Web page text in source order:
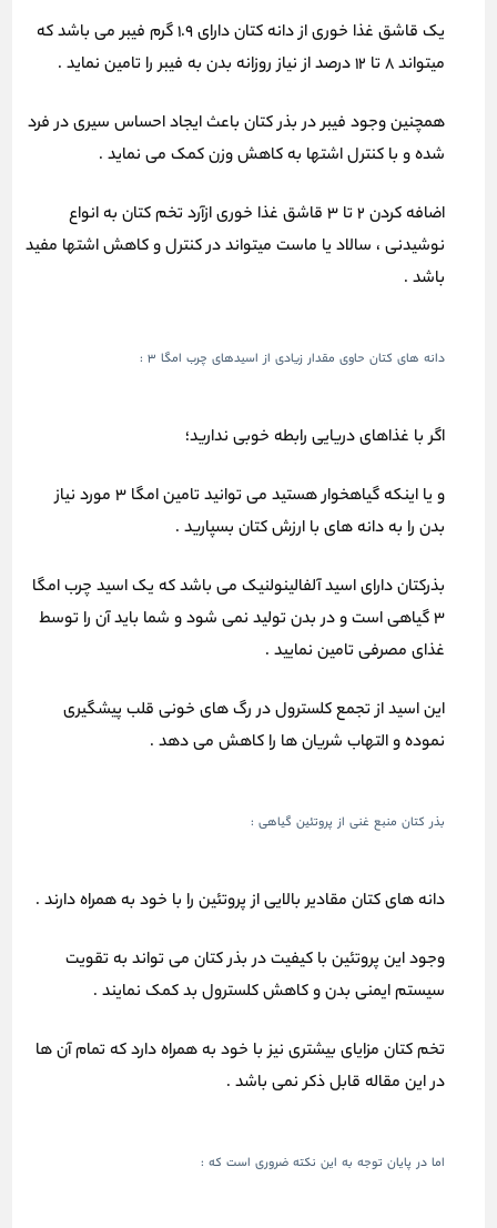
یک قاشق غذا خوری از دانه کتان دارای 1.9 گرم فیبر می باشد که
میتواند 8 تا 12 درصد از نیاز روزانه بدن به فیبر را تامین نماید .
همچنین وجود فیبر در بذر کتان باعث ایجاد احساس سیری در فرد
شده و با کنترل اشتها به کاهش وزن کمک می نماید .
اضافه کردن 2 تا 3 قاشق غذا خوری ازآرد تخم کتان به انواع
نوشیدنی ، سالاد یا ماست میتواند در کنترل و کاهش اشتها مفید
باشد .
دانه های کتان حاوی مقدار زیادی از اسیدهای چرب امگا 3 :
اگر با غذاهای دریایی رابطه خوبی ندارید؛
و یا اینکه گیاهخوار هستید می توانید تامین امگا 3 مورد نیاز
بدن را به دانه های با ارزش کتان بسپارید .
بذرکتان دارای اسید آلفالینولنیک می باشد که یک اسید چرب امگا
3 گیاهی است و در بدن تولید نمی شود و شما باید آن را توسط
غذای مصرفی تامین نمایید .
این اسید از تجمع کلسترول در رگ های خونی قلب پیشگیری
نموده و التهاب شریان ها را کاهش می دهد .
بذر کتان منبع غنی از پروتئین گیاهی :
دانه های کتان مقادیر بالایی از پروتئین را با خود به همراه دارند .
وجود این پروتئین با کیفیت در بذر کتان می تواند به تقویت
سیستم ایمنی بدن و کاهش کلسترول بد کمک نمایند .
تخم کتان مزایای بیشتری نیز با خود به همراه دارد که تمام آن ها
در این مقاله قابل ذکر نمی باشد .
اما در پایان توجه به این نکته ضروری است که :